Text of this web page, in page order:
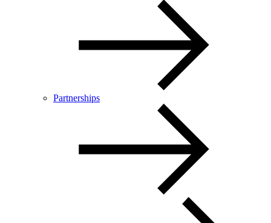
Partnerships